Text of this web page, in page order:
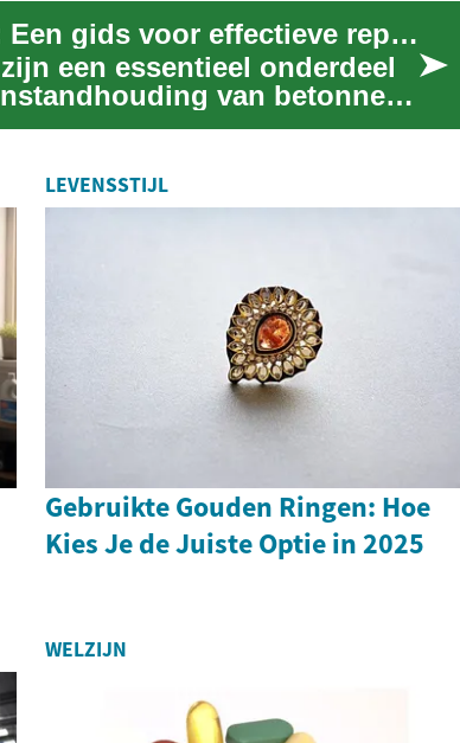
Betonscheurherstellingen: Een gids voor effectieve reparaties
een essentieel onderdeel
van betonnen
LEVENSSTIJL
Gebruikte Gouden Ringen: Hoe
Kies Je de Juiste Optie in 2025
WELZIJN